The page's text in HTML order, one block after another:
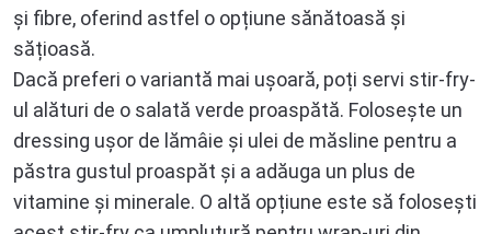
și fibre, oferind astfel o opțiune sănătoasă și
sățioasă.
Dacă preferi o variantă mai ușoară, poți servi stir-fry-
ul alături de o salată verde proaspătă. Folosește un
dressing ușor de lămâie și ulei de măsline pentru a
păstra gustul proaspăt și a adăuga un plus de
vitamine și minerale. O altă opțiune este să folosești